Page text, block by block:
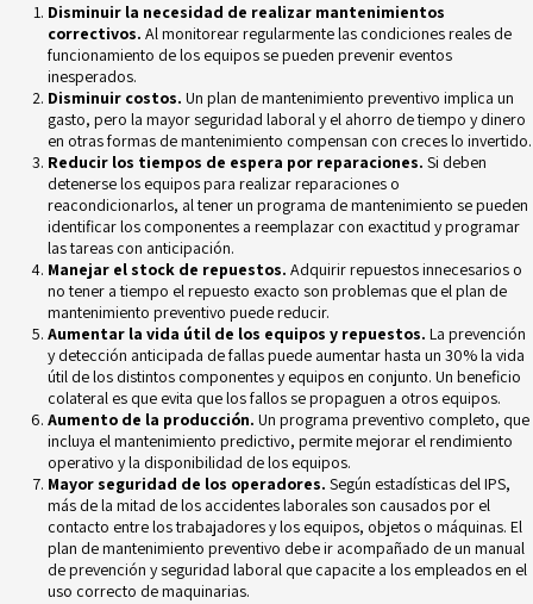
Disminuir la necesidad de realizar mantenimientos
correctivos. Al monitorear regularmente las condiciones reales de
funcionamiento de los equipos se pueden prevenir eventos
inesperados.
Disminuir costos. Un plan de mantenimiento preventivo implica un
gasto, pero la mayor seguridad laboral y el ahorro de tiempo y dinero
en otras formas de mantenimiento compensan con creces lo invertido.
Reducir los tiempos de espera por reparaciones. Si deben
detenerse los equipos para realizar reparaciones o
reacondicionarlos, al tener un programa de mantenimiento se pueden
identificar los componentes a reemplazar con exactitud y programar
las tareas con anticipación.
Manejar el stock de repuestos. Adquirir repuestos innecesarios o
no tener a tiempo el repuesto exacto son problemas que el plan de
mantenimiento preventivo puede reducir.
Aumentar la vida útil de los equipos y repuestos. La prevención
y detección anticipada de fallas puede aumentar hasta un 30% la vida
útil de los distintos componentes y equipos en conjunto. Un beneficio
colateral es que evita que los fallos se propaguen a otros equipos.
Aumento de la producción. Un programa preventivo completo, que
incluya el mantenimiento predictivo, permite mejorar el rendimiento
operativo y la disponibilidad de los equipos.
Mayor seguridad de los operadores. Según estadísticas del IPS,
más de la mitad de los accidentes laboralesson causados por el
contacto entre los trabajadores y los equipos, objetos o máquinas. El
plan de mantenimiento preventivo debe ir acompañado de un manual
de prevención y seguridad laboral que capacite a los empleados en el
uso correcto de maquinarias.